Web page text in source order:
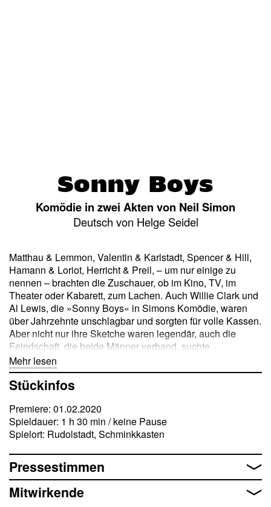
Sonny Boys
Komödie in zwei Akten von Neil Simon
Deutsch von Helge Seidel
Matthau & Lemmon, Valentin & Karlstadt, Spencer & Hill,
Hamann & Loriot, Herricht & Preil, – um nur einige zu
nennen – brachten die Zuschauer, ob im Kino, TV, im
Theater oder Kabarett, zum Lachen. Auch Willie Clark und
Al Lewis, die »Sonny Boys« in Simons Komödie, waren
über Jahrzehnte unschlagbar und sorgten für volle Kassen.
Aber nicht nur ihre Sketche waren legendär, auch die
Feindschaft, die beide Männer verband, suchte
ihresgleichen. Nach elf Jahren der künstlerischen
Trennung sollen sie noch einmal in einer Fernsehshow
auftreten und ihre alte Glanznummer vorführen … Kann
Der Allround-Autor Neil Simon (1927–2018) gehört zu den
Helden des Broadways. Seine Fans betiteln ihn als
»amerikanischen Molière«. Mehrfach verfilmt, wurden
seine brillanten Komödien weltweit bekannt. Sie sprudeln
vor Situationskomik und pointierten Dialogen – und sind
doch voller Poesie und Melancholie. Mit »Sonny Boys«,
Mehr lesen
Stückinfos
Premiere: 01.02.2020
Spieldauer: 1 h 30 min / keine Pause
Spielort: Rudolstadt, Schminkkasten
Pressestimmen
Mitwirkende